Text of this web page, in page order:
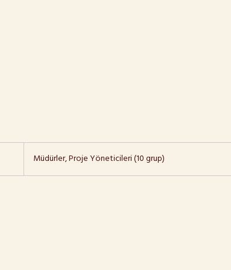
Müdürler, Proje Yöneticileri (10 grup)